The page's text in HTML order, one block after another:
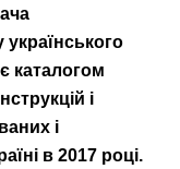
українського
каталогом
і
і
в 2017 році.